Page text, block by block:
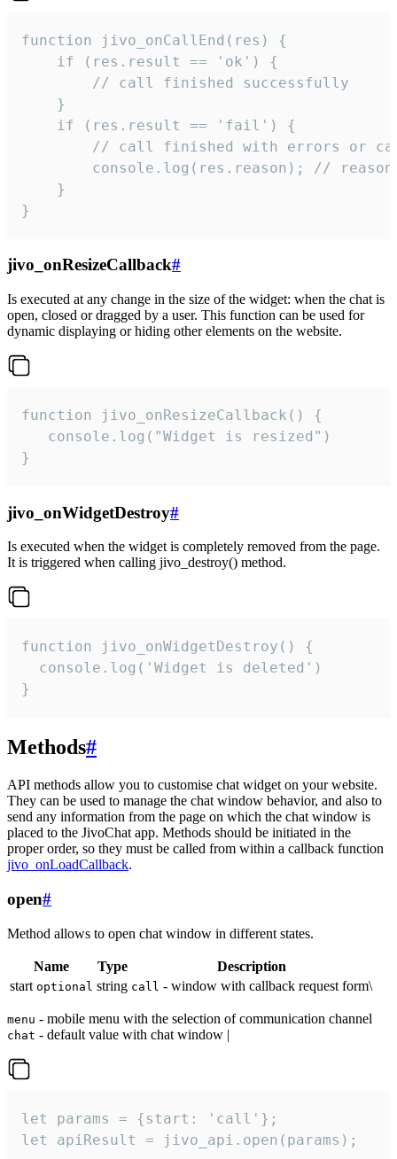
function jivo_onCallEnd(res) {
    if (res.result == 'ok') {
        // call finished successfully
    }
    if (res.result == 'fail') {
// call finished with errors or
console.log(res.reason); //
    }
}
jivo_onResizeCallback#
Is executed at any change in the size of the widget: when the chat is
open, closed or dragged by a user. This function can be used for
dynamic displaying or hiding other elements on the website.
function jivo_onResizeCallback() {
   console.log("Widget is resized")
}
jivo_onWidgetDestroy#
Is executed when the widget is completely removed from the page.
It is triggered when calling jivo_destroy() method.
function jivo_onWidgetDestroy() {
  console.log('Widget is deleted')
}
Methods#
API methods allow you to customise chat widget on your website.
They can be used to manage the chat window behavior, and also to
send any information from the page on which the chat window is
placed to the JivoChat app. Methods should be initiated in the
proper order, so they must be called from within a callback function
jivo_onLoadCallback.
open#
Method allows to open chat window in different states.
Name Type
Description
start optional string call - window with callback request form\
menu - mobile menu with the selection of communication channel
chat - default value with chat window |
let params = {start: 'call'};
let apiResult = jivo_api.open(params);